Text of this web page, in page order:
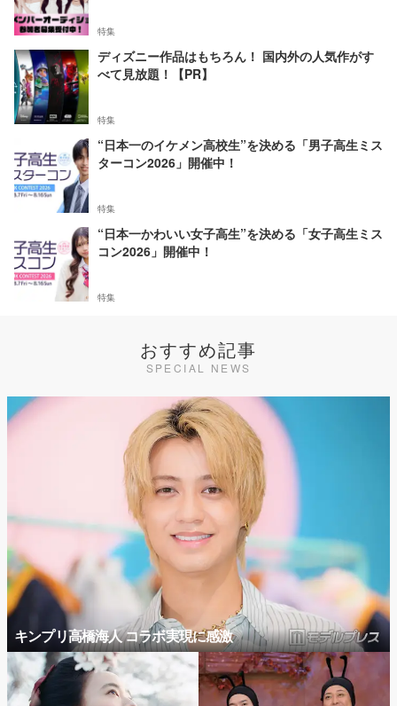
特集
ディズニー作品はもちろん！ 国内外の人気作がす
べて見放題！【PR】
特集
“日本一のイケメン高校生”を決める「男子高生ミス
ターコン2026」開催中！
特集
“日本一かわいい女子高生”を決める「女子高生ミス
コン2026」開催中！
特集
おすすめ記事
SPECIAL NEWS
キンプリ高橋海人 コラボ実現に感激